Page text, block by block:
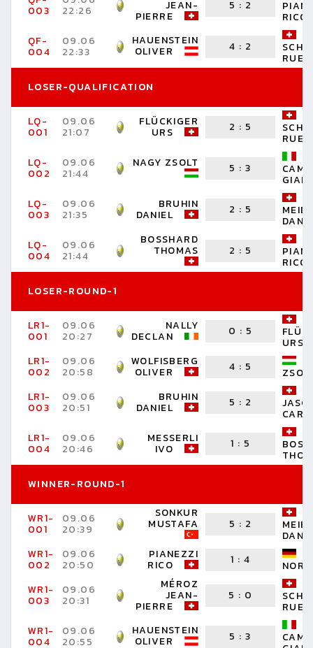
003 22:26 JEAN-
PIERRE
5 : 2
RICO
QF-
004
09.06
22:33
HAUENSTEIN
OLIVER 4 : 2
LOSER-QUALIFICATION
LQ-
001
09.06
21:07
FLÜCKIGER
URS 2 : 5
LQ-
002
09.06
21:44
NAGY ZSOLT 5 :3
LQ-
003
09.06
21:35
BRUHIN
DANIEL 2 : 5
LQ-
004
09.06
21:44
BOSSHARD
THOMAS 2 : 5
RICO
LOSER-ROUND-1
LR1-
001
09.06
20:27
NALLY
DECLAN 0 : 5
URS
LR1-
002
09.06
20:58
WOLFISBERG
OLIVER 4 : 5
LR1-
003
09.06
20:51
BRUHIN
DANIEL 5 : 2
LR1-
004
09.06
20:46
MESSERLI
IVO 1 : 5
WINNER-ROUND-1
WR1-
001
09.06
20:39
SONKUR
MUSTAFA 5 : 2
WR1-
002
09.06
20:50
PIANEZZI
RICO 1 : 4
WR1-
003
09.06
20:31
MÉROZ
JEAN-
PIERRE
5 : 0
WR1-
004
09.06
20:55
HAUENSTEIN
OLIVER 5 :3